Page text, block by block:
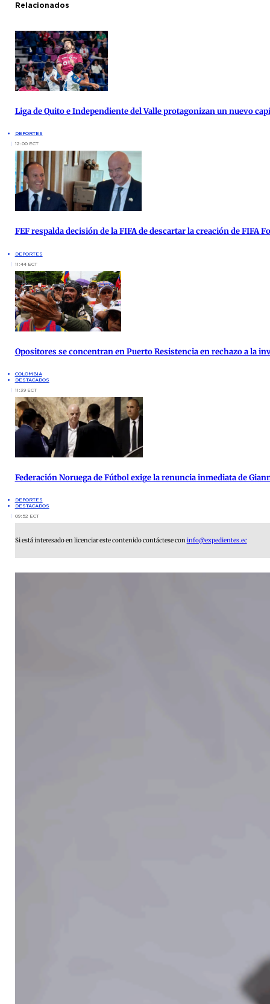
Relacionados
Liga de Quito e Independiente del Valle protagonizan un nuevo
DEPORTES
12:00 ECT
FEF respalda decisión de la FIFA de descartar la creación de FIFA
DEPORTES
11:44 ECT
Opositores se concentran en Puerto Resistencia en rechazo a la
COLOMBIA
DESTACADOS
11:39 ECT
Federación Noruega de Fútbol exige la renuncia inmediata de
DEPORTES
DESTACADOS
09:52 ECT
Si está interesado en licenciar este contenido contáctese coninfo@expedientes.ec